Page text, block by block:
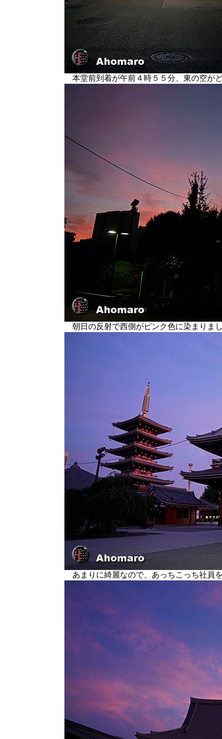
本堂前到着が午前４時５５分、東の空が
朝日の反射で西側がピンク色に染まりま
あまりに綺麗なので、あっちこっち社員